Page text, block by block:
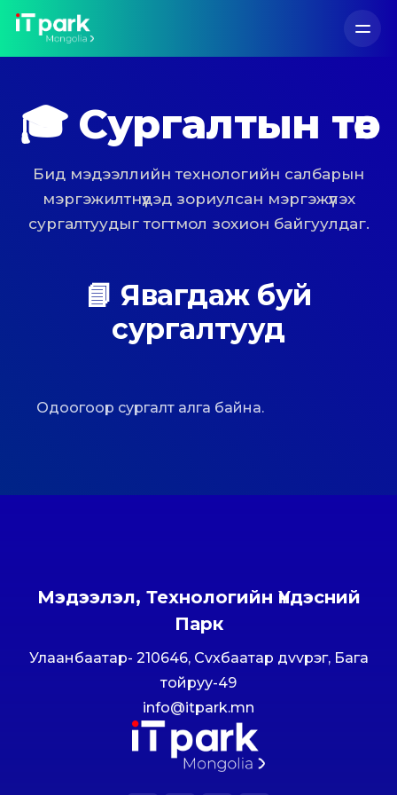
🎓 Сургалтын төв
Бид мэдээллийн технологийн салбарын
мэргэжилтнүүдэд зориулсан мэргэжүүлэх
сургалтуудыг тогтмол зохион байгуулдаг.
📘 Явагдаж буй
сургалтууд
Одоогоор сургалт алга байна.
Мэдээлэл, Технологийн Үндэсний
Парк
Улаанбаатар- 210646, Сvхбаатар дvvрэг, Бага
тойруу-49
info@itpark.mn